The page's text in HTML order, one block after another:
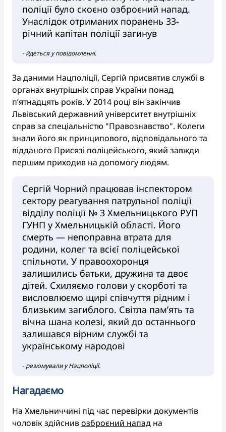
поліції було скоєно озброєний напад.
Унаслідок отриманих поранень 33-
річний капітан поліції загинув
- йдеться у повідомленні.
За даними Нацполіції, Сергій присвятив службі в
органах внутрішніх справ України понад
п’ятнадцять років. У 2014 році він закінчив
Львівський державний університет внутрішніх
справ за спеціальністю "Правознавство". Колеги
знали його як принципового, відповідального та
відданого Присязі поліцейського, який завжди
першим приходив на допомогу людям.
Сергій Чорний працював інспектором
сектору реагування патрульної поліції
відділу поліції № 3 Хмельницького РУП
ГУНП у Хмельницькій області. Його
смерть — непоправна втрата для
родини, колег та всієї поліцейської
спільноти. У правоохоронця
залишились батьки, дружина та двоє
дітей. Схиляємо голови у скорботі та
висловлюємо щирі співчуття рідним і
близьким загиблого. Світла пам’ять та
вічна шана колезі, який до останнього
залишався вірним службі та
українському народові
- резюмували у Нацполіції.
Нагадаємо
На Хмельниччині під час перевірки документів
чоловік здійснивозброєний напад на